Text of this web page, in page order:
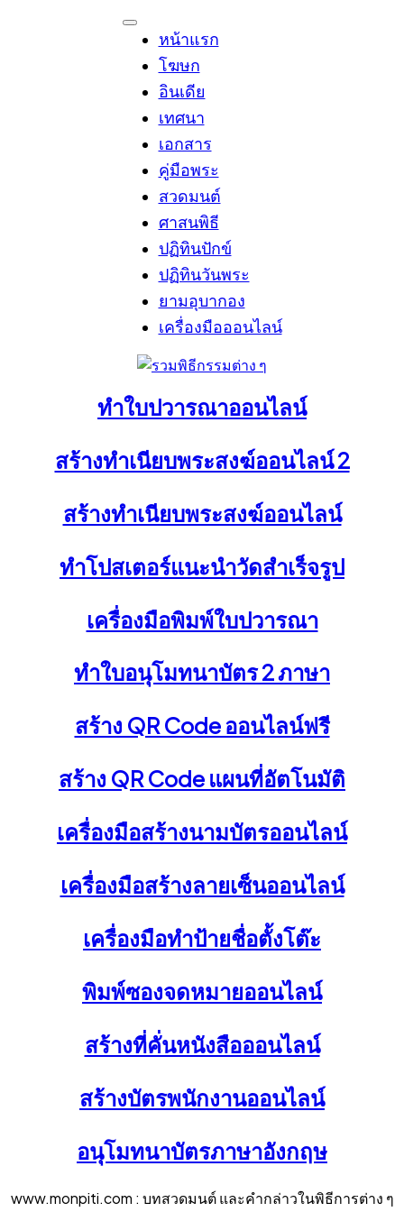
หน้าแรก
โฆษก
อินเดีย
เทศนา
เอกสาร
คู่มือพระ
สวดมนต์
ศาสนพิธี
ปฏิทินปักข์
ปฏิทินวันพระ
ยามอุบากอง
เครื่องมือออนไลน์
ทำใบปวารณาออนไลน์
สร้างทำเนียบพระสงฆ์ออนไลน์ 2
สร้างทำเนียบพระสงฆ์ออนไลน์
ทำโปสเตอร์แนะนำวัดสำเร็จรูป
เครื่องมือพิมพ์ใบปวารณา
ทำใบอนุโมทนาบัตร 2 ภาษา
สร้าง QR Code ออนไลน์ฟรี
สร้าง QR Code แผนที่อัตโนมัติ
เครื่องมือสร้างนามบัตรออนไลน์
เครื่องมือสร้างลายเซ็นออนไลน์
เครื่องมือทำป้ายชื่อตั้งโต๊ะ
พิมพ์ซองจดหมายออนไลน์
สร้างที่คั่นหนังสือออนไลน์
สร้างบัตรพนักงานออนไลน์
อนุโมทนาบัตรภาษาอังกฤษ
www.monpiti.com : บทสวดมนต์ และคำกล่าวในพิธีการต่าง ๆ